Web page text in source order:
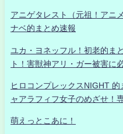
アニゲタレスト（元祖！ア
ナベ的まとめ速報
ユカ・ヨネッフル！初老的ま
ト！害獣神アリ・ガー被害に
ヒロコンプレックスNIGHT
ャアラフィフ女子のめざせ！
萌えっとこあに！